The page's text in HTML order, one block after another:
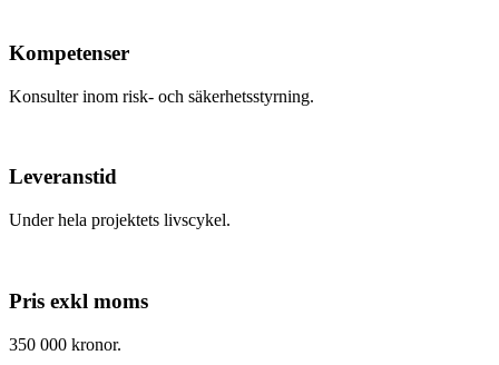
Kompetenser
Konsulter inom risk- och säkerhetsstyrning.
Leveranstid
Under hela projektets livscykel.
Pris exkl moms
350 000 kronor.